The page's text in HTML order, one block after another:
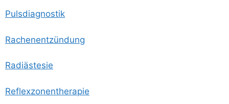
Puls­dia­gnos­tik
Rachen­ent­zün­dung
Radi­äs­te­sie
Reflex­zo­nen­the­ra­pie